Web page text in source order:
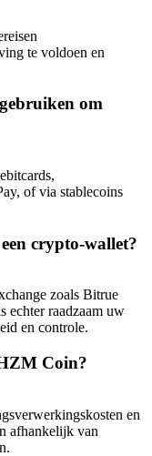
Bonus
te voldoen en
om
of via stablecoins
crypto-wallet?
zoals Bitrue
echter raadzaam uw
en controle.
Coin?
en
afhankelijk van